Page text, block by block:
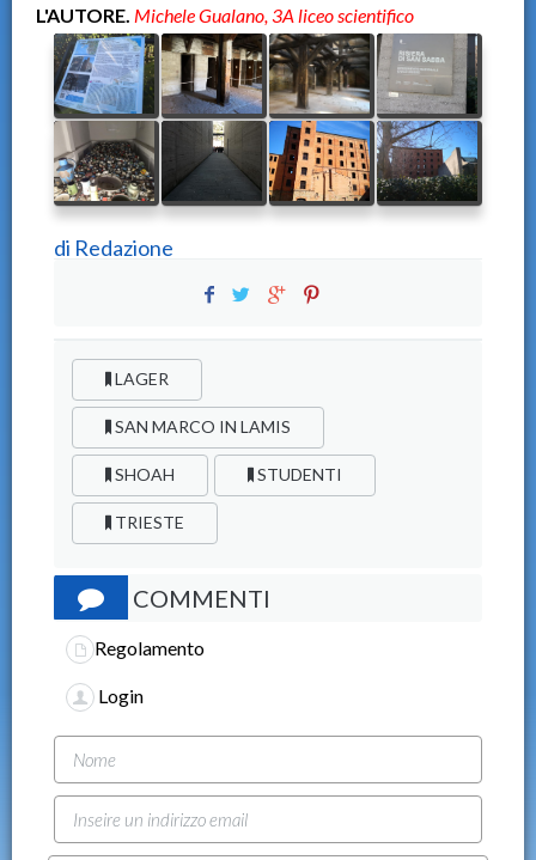
L'AUTORE. Michele Gualano, 3A liceo scientifico
di Redazione
LAGER
SAN MARCO IN LAMIS
SHOAH STUDENTI
TRIESTE
COMMENTI
Regolamento
Login